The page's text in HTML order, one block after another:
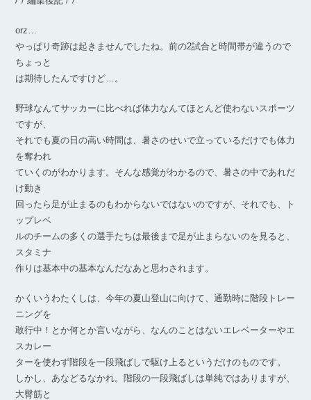
orz…
やっぱり奇跡は起きませんでしたね。前の2試合と時間帯が違うので
ちょっと
は期待したんですけど…。
野球なんてサッカーに比べれば体力なんてほとんど使わないスポーツ
ですが、
それでも夏の日の高い時間は、暑さのせいで立っているだけでも体力
を奪われ
ていくのがわかります。そんな感覚がわかるので、暑さの中であれだ
け動き
回ったら足が止まるのもわからないではないのですが、それでも、ト
ップレベ
ルのチームの多くの選手たちは最後まで足が止まらないのを見ると、
スタミナ
作りは基本中の基本なんだなあと思わされます。
かくいうわたくしは、今年の夏山登山に向けて、通勤時に階段トレー
ニングを
敢行中！とか何とか言いながら、なんのことはないエレベーターやエ
スカレー
ターを使わず階段を一段飛ばしで駆け上るというだけのものです。
しかし、あなどるなかれ。階段の一段飛ばしは単純ではありますが、
大臀筋と